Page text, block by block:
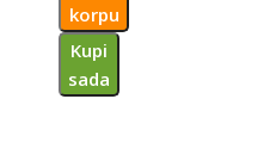
korpu
Kupi
sada